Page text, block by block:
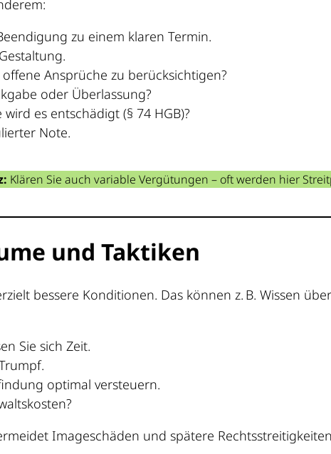
zu einem klaren Termin.
offene Ansprüche zu berücksichtigen?
oder Überlassung?
wird es entschädigt (§ 74 HGB)?
Note.
Klären Sie auch variable Vergütungen – oft werden hier
und Taktiken
bessere Konditionen. Das können z. B. Wissen
Sie sich Zeit.
optimal versteuern.
Imageschäden und spätere